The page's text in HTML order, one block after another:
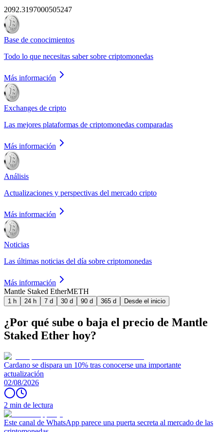
2092.3197000505247
Base de conocimientos
Todo lo que necesitas saber sobre criptomonedas
Más información
Exchanges de cripto
Las mejores plataformas de criptomonedas comparadas
Más información
Análisis
Actualizaciones y perspectivas del mercado cripto
Más información
Noticias
Las últimas noticias del día sobre criptomonedas
Más información
Mantle Staked EtherMETH
1 h 24 h 7 d 30 d 90 d 365 d Desde el inicio
¿Por qué sube o baja el precio de Mantle
Staked Ether hoy?
Cardano se dispara un 10% tras conocerse una importante
actualización
02/08/2026
2 min de lectura
Este canal de WhatsApp parece una puerta secreta al mercado de las